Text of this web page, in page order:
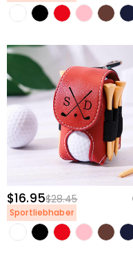
$16.95$28.45
Sportliebhaber